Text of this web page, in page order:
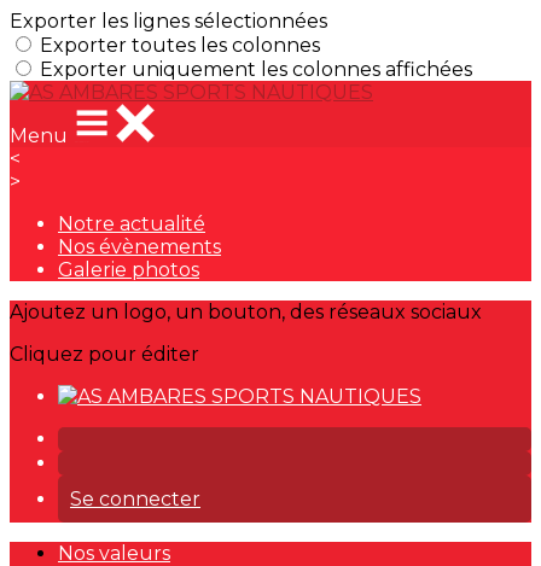
Exporter les lignes sélectionnées
Exporter toutes les colonnes
Exporter uniquement les colonnes affichées
Menu
<
>
Notre actualité
Nos évènements
Galerie photos
Ajoutez un logo, un bouton, des réseaux sociaux
Cliquez pour éditer
Se connecter
Nos valeurs